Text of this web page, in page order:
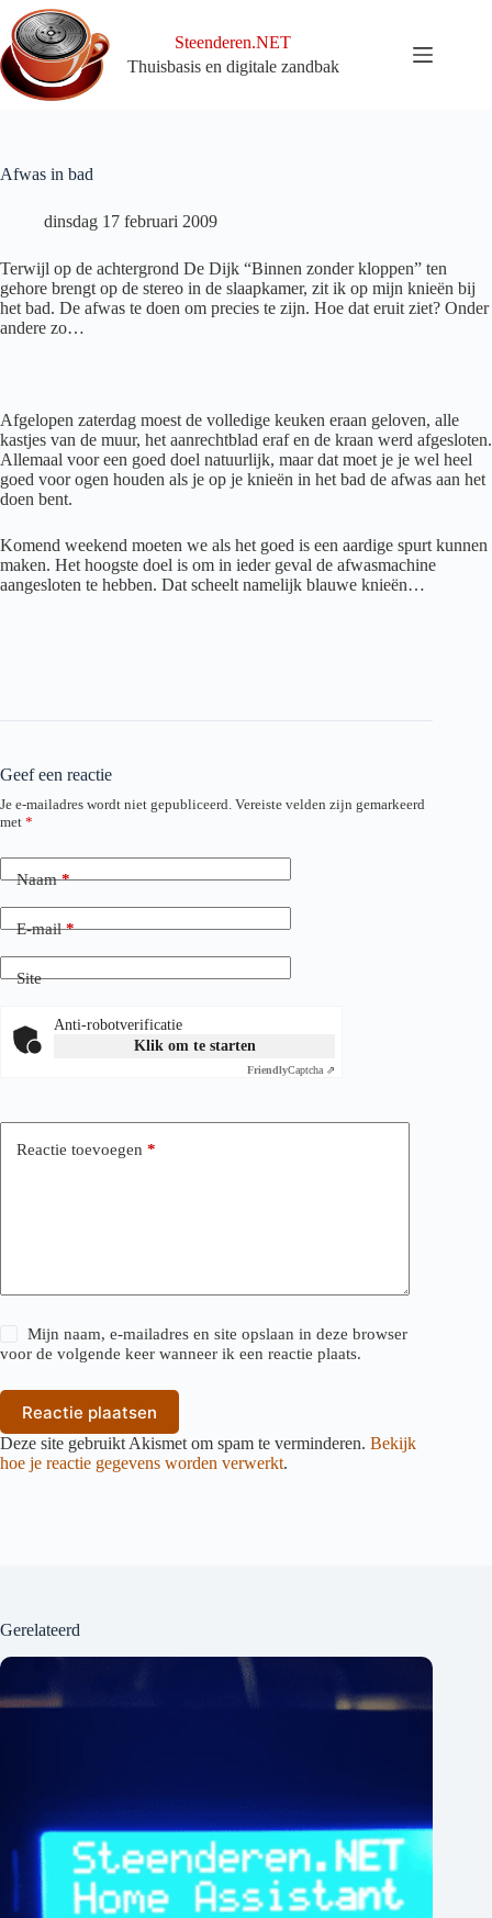
naar
de
inhoud
Steenderen.NET
Thuisbasis en digitale zandbak
Afwas in bad
dinsdag 17 februari 2009
Terwijl op de achtergrond De Dijk “Binnen zonder kloppen” ten
gehore brengt op de stereo in de slaapkamer, zit ik op mijn knieën bij
het bad. De afwas te doen om precies te zijn. Hoe dat eruit ziet? Onder
andere zo…
Afgelopen zaterdag moest de volledige keuken eraan geloven, alle
kastjes van de muur, het aanrechtblad eraf en de kraan werd afgesloten.
Allemaal voor een goed doel natuurlijk, maar dat moet je je wel heel
goed voor ogen houden als je op je knieën in het bad de afwas aan het
doen bent.
Komend weekend moeten we als het goed is een aardige spurt kunnen
maken. Het hoogste doel is om in ieder geval de afwasmachine
aangesloten te hebben. Dat scheelt namelijk blauwe knieën…
Geef een reactie
Je e-mailadres wordt niet gepubliceerd. Vereiste velden zijn gemarkeerd
met *
Naam*
E-mail*
Site
Anti-robotverificatie
Klik om te starten
FriendlyCaptcha ⇗
Reactie toevoegen *
Mijn naam, e-mailadres en site opslaan in deze browser
voor de volgende keer wanneer ik een reactie plaats.
Reactie plaatsen
Deze site gebruikt Akismet om spam te verminderen. Bekijk
hoe je reactie gegevens worden verwerkt.
Gerelateerd